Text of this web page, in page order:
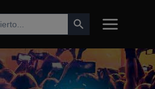
Botón de búsqueda